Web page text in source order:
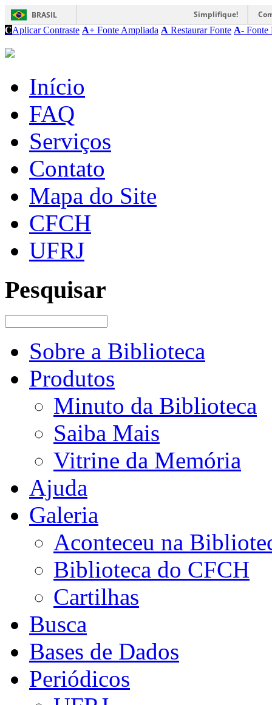
BRASIL Simplifique!
CAplicar Contraste A+ Fonte Ampliada A Restaurar Fonte A- Fonte
Início
FAQ
Serviços
Contato
Mapa do Site
CFCH
UFRJ
Pesquisar
Sobre a Biblioteca
Produtos
Minuto da Biblioteca
Saiba Mais
Vitrine da Memória
Ajuda
Galeria
Aconteceu na
Biblioteca do CFCH
Cartilhas
Busca
Bases de Dados
Periódicos